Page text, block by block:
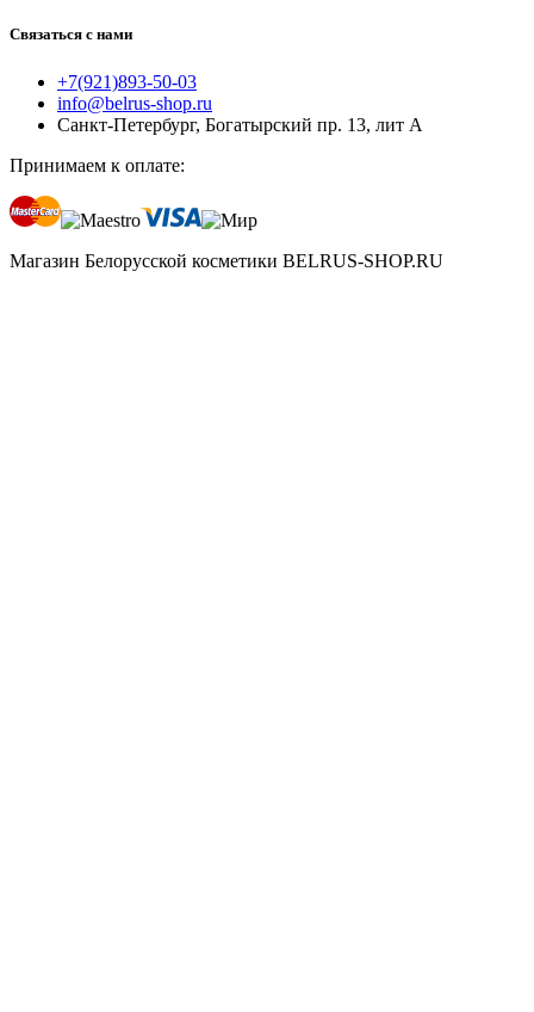
Связаться с нами
+7(921)893-50-03
info@belrus-shop.ru
Санкт-Петербург, Богатырский пр. 13, лит А
Принимаем к оплате:
Магазин Белорусской косметики BELRUS-SHOP.RU